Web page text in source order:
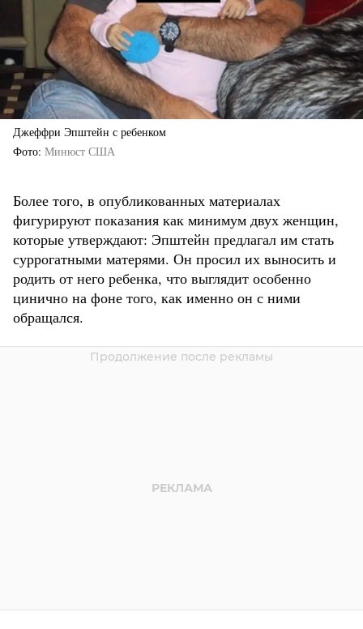
Джеффри Эпштейн с ребенком
Фото Минюст США
Более того, в опубликованных материалах
фигурируют показания как минимум двух женщин,
которые утверждают: Эпштейн предлагал им стать
суррогатными матерями. Он просил их выносить и
родить от него ребенка, что выглядит особенно
цинично на фоне того, как именно он с ними
обращался.